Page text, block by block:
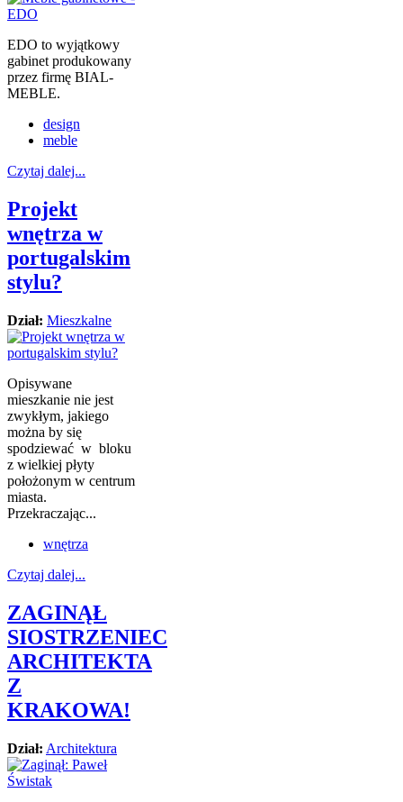
EDO to wyjątkowy
gabinet produkowany
przez firmę BIAL-
MEBLE.
design
meble
Czytaj dalej...
Projekt
wnętrza w
portugalskim
stylu?
Dział: Mieszkalne
Opisywane
mieszkanie nie jest
zwykłym, jakiego
można by się
spodziewać w bloku
z wielkiej płyty
położonym w centrum
miasta.
Przekraczając...
wnętrza
Czytaj dalej...
ZAGINĄŁ
SIOSTRZENIEC
ARCHITEKTA
Z
KRAKOWA!
Dział: Architektura